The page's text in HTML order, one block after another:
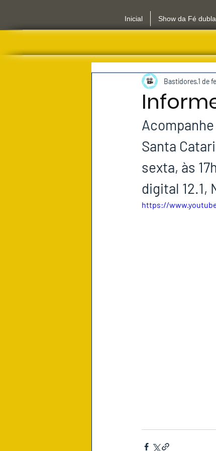
Inicial Show da Fé
Bastidores1 de
Santa
sexta, às
digital 12.1,
https://